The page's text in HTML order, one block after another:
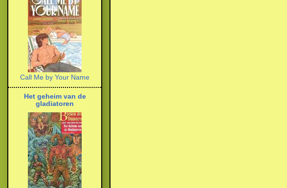
Call Me by Your Name
Het geheim van de
gladiatoren